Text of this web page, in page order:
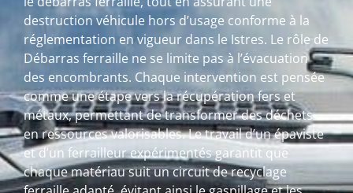
destruction véhicule hors d’usage conforme à la
réglementation en vigueur dans le Istres. Le rôle de
Débarras ferraille ne se limite pas à l’évacuation
des encombrants. Chaque intervention est pensée
comme une étape vers la récupération fers et
métaux, permettant de transformer des déchets
en ressources valorisables. Le travail d’un épaviste
et d’un ferrailleur expérimentés garantit que
chaque matériau suit un circuit de recyclage